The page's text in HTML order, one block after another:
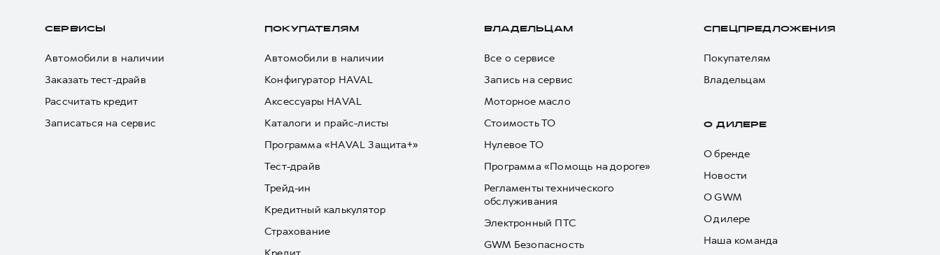
СЕРВИСЫ
Автомобили в наличии
Заказать тест-драйв
Рассчитать кредит
Записаться на сервис
ПОКУПАТЕЛЯМ
Автомобили в наличии
Конфигуратор HAVAL
Аксессуары HAVAL
Каталоги и прайс-листы
Программа «HAVAL Защита+»
Тест-драйв
Трейд-ин
Кредитный калькулятор
Страхование
ВЛАДЕЛЬЦАМ
Все о сервисе
Запись на сервис
Моторное масло
Стоимость ТО
Нулевое ТО
Программа «Помощь на дороге»
Регламенты технического
обслуживания
Электронный ПТС
GWM Безопасность
СПЕЦПРЕДЛОЖЕНИЯ
Покупателям
Владельцам
О ДИЛЕРЕ
О бренде
Новости
О GWM
О дилере
Наша команда